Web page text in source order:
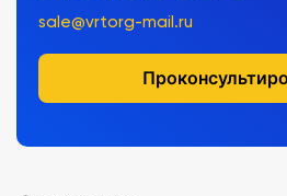
sale@vrtorg-mail.ru